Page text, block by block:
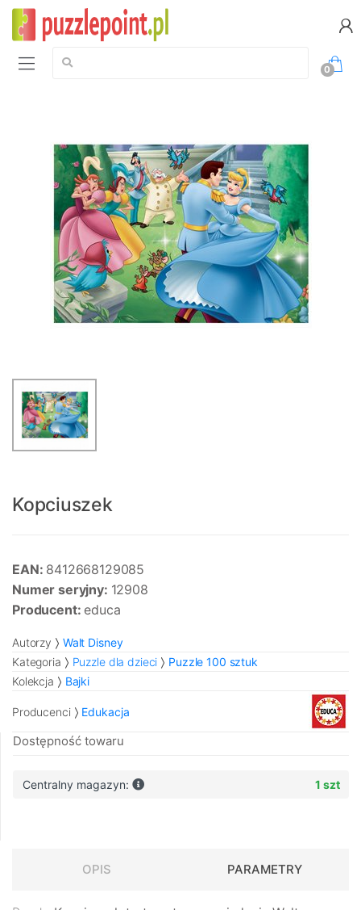
Szukaj:
0
Kopciuszek
EAN: 8412668129085
Numer seryjny: 12908
Producent: educa
Autorzy
Walt Disney
Kategoria
Puzzle dla dzieci
Puzzle 100 sztuk
Kolekcja
Bajki
Producenci Edukacja
Dostępność towaru
Centralny magazyn: 1 szt
OPIS PARAMETRY